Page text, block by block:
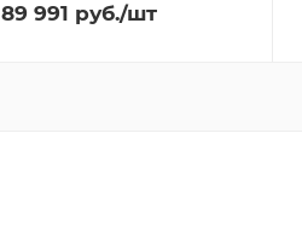
89 991 руб./шт